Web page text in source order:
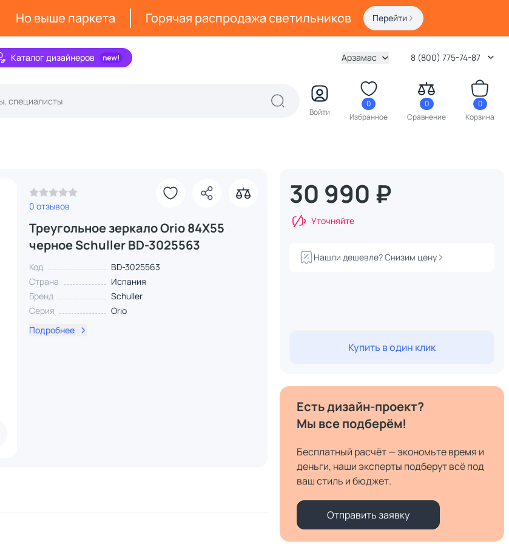
Но выше паркета Горячая распродажа светильников Перейти
Каталог дизайнеров Арзамас 8 (800) 775-74-87
Войти
0
Избранное
0
Сравнение
0
Корзина
0 отзывов
Треугольное зеркало Orio 84X55
черное Schuller BD-3025563
Код
BD-3025563
Страна
Испания
Бренд
Schuller
Серия
Orio
Подробнее
30 990 ₽
Уточняйте
Нашли дешевле? Снизим цену
Купить в один клик
Есть дизайн-проект?
Мы все подберём!
Бесплатный расчёт — экономьте время и
деньги, наши эксперты подберут всё под
ваш стиль и бюджет.
Отправить заявку